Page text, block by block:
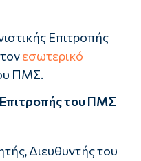
Επιτροπής
εσωτερικό
ΠΜΣ.
Επιτροπής του ΠΜΣ
Διευθυντής του